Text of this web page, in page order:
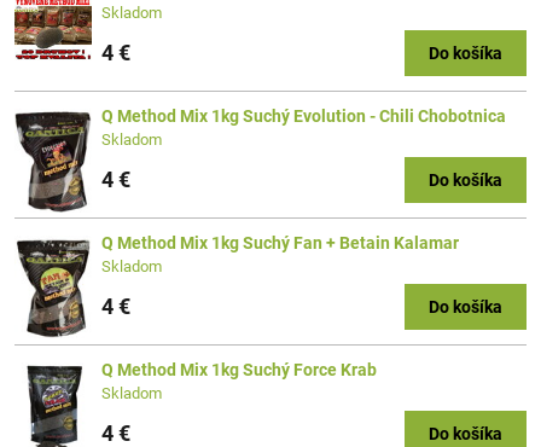
Skladom
4 € Do košíka
Q Method Mix 1kg Suchý Evolution - Chili Chobotnica
Skladom
4 € Do košíka
Q Method Mix 1kg Suchý Fan + Betain Kalamar
Skladom
4 € Do košíka
Q Method Mix 1kg Suchý Force Krab
Skladom
4 € Do košíka